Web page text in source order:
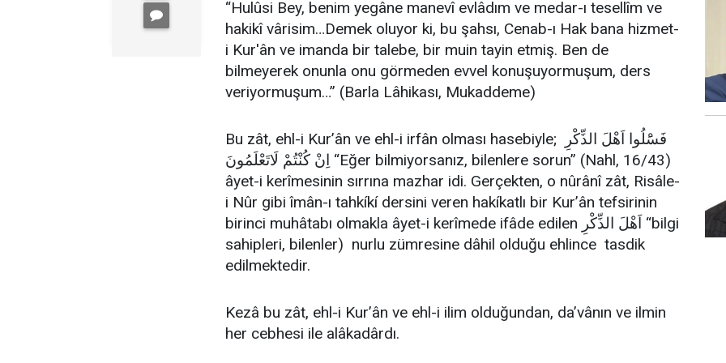
“Hulûsi Bey, benim yegâne manevî evlâdım ve medar-ı tesellîm ve
hakikî vârisim…Demek oluyor ki, bu şahsı, Cenab-ı Hak bana hizmet-
i Kur'ân ve imanda bir talebe, bir muin tayin etmiş. Ben de
bilmeyerek onunla onu görmeden evvel konuşuyormuşum, ders
veriyormuşum…” (Barla Lâhikası, Mukaddeme)
Bu zât, ehl-i Kur’ân ve ehl-i irfân olması hasebiyle; فَسَْلُوا اَهْلَ الذِّكْرِ
اِنْ كُنْتُمْ لَاتَعْلَمُونَ “Eğer bilmiyorsanız, bilenlere sorun” (Nahl, 16/43)
âyet-i kerîmesinin sırrına mazhar idi. Gerçekten, o nûrânî zât, Risâle-
i Nûr gibi îmân-ı tahkíkí dersini veren hakíkatlı bir Kur’ân tefsirinin
birinci muhâtabı olmakla âyet-i kerîmede ifâde edilen اَهْلَ الذِّكْرِ “bilgi
sahipleri, bilenler) nurlu zümresine dâhil olduğu ehlince tasdik
edilmektedir.
Kezâ bu zât, ehl-i Kur’ân ve ehl-i ilim olduğundan, da’vânın ve ilmin
her cebhesi ile alâkadârdı.